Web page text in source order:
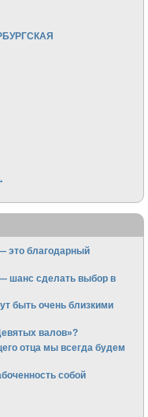
это благодарный
шанс сделать выбор в
быть очень близкими
валов»?
отца мы всегда будем
собой